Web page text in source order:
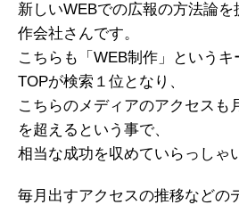
新しいWEBでの広報の方法論を
作会社さんです。
こちらも「WEB制作」というキ
TOPが検索１位となり、
こちらのメディアのアクセスも
を超えるという事で、
相当な成功を収めていらっしゃ
毎月出すアクセスの推移などの